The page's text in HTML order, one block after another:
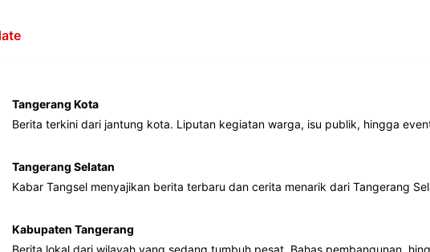
Tangerang Kota
Berita terkini dari jantung kota. Liputan kegiatan warga, isu publik, hingga
Tangerang Selatan
Kabar Tangsel menyajikan berita terbaru dan cerita menarik dari Tangerang
Kabupaten Tangerang
Berita lokal dari wilayah yang sedang tumbuh pesat. Bahas pembangunan,